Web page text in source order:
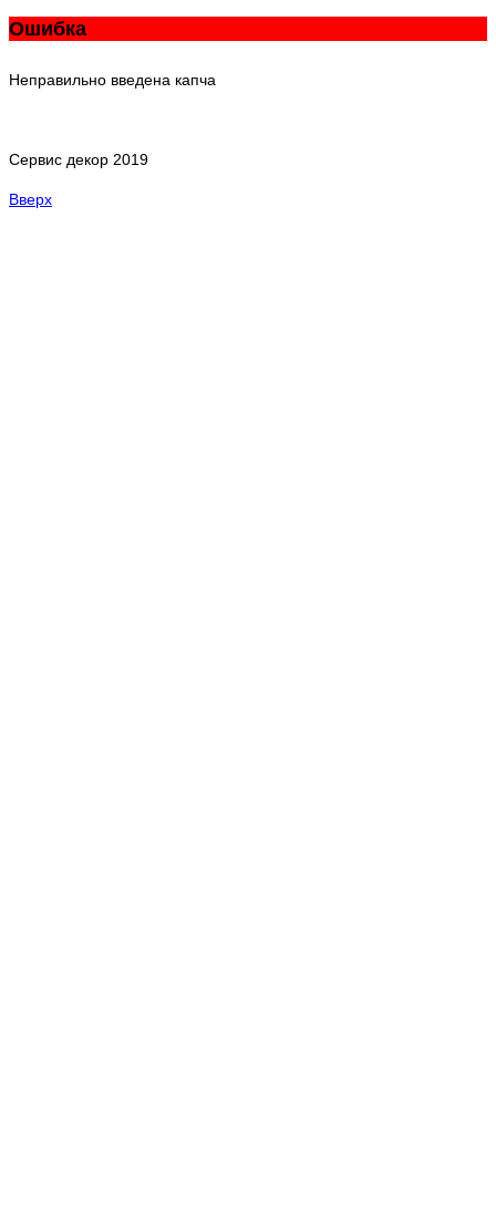
Ошибка
Неправильно введена капча
Сервис декор 2019
Вверх